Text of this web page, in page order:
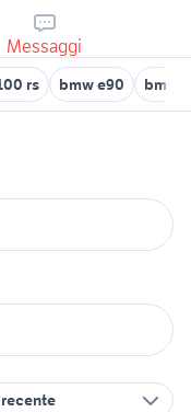
Messaggi
rs bmw e90 bmw